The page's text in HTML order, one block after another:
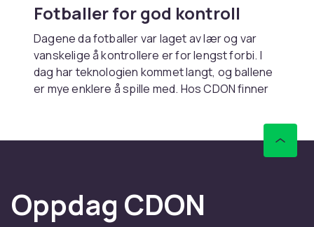
Fotballer for god kontroll
Dagene da fotballer var laget av lær og var
vanskelige å kontrollere er for lengst forbi. I
dag har teknologien kommet langt, og ballene
er mye enklere å spille med. Hos CDON finner
Velg riktig størrelse på ballen
størrelsen på ballen er tilpasset personen
som skal spille med den. De minste barna bør
Oppdag CDON